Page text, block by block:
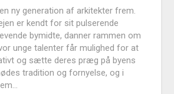
ny generation af arkitekter frem.
er kendt for sit pulserende
bymidte, danner rammen om
unge talenter får mulighed for at
og sætte deres præg på byens
tradition og fornyelse, og i